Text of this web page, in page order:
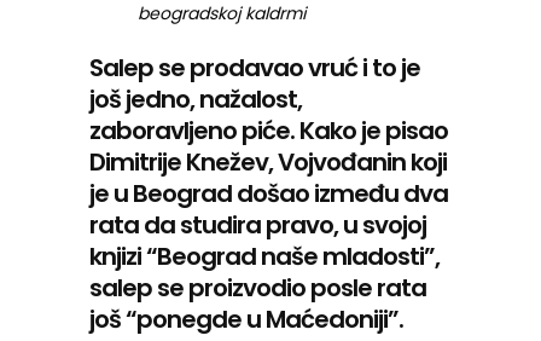
beogradskoj kaldrmi
Salep se prodavao vruć i to je
još jedno, nažalost,
zaboravljeno piće. Kako je pisao
Dimitrije Knežev, Vojvođanin koji
je u Beograd došao između dva
rata da studira pravo, u svojoj
knjizi “Beograd naše mladosti”,
salep se proizvodio posle rata
još “ponegde u Maćedoniji”.